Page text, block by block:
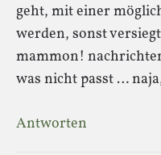
geht, mit einer
werden, sonst
mammon!
was nicht passt …
Antworten